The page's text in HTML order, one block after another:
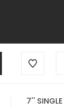
7''